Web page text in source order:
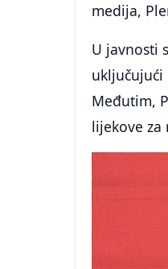
medija,
U javnosti
Međutim,
lijekove za